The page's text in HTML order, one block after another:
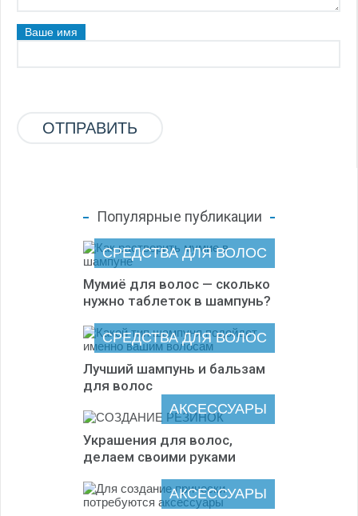
Ваше имя
Популярные публикации
СРЕДСТВА ДЛЯ ВОЛОС
Мумиё для волос — сколько
нужно таблеток в шампунь?
СРЕДСТВА ДЛЯ ВОЛОС
Лучший шампунь и бальзам
для волос
АКСЕССУАРЫ
Украшения для волос,
делаем своими руками
АКСЕССУАРЫ